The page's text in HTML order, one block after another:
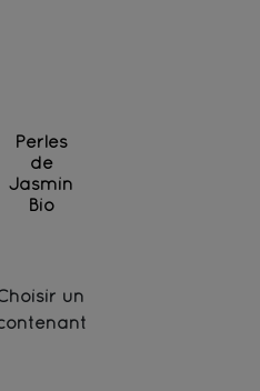
Perles
de
Jasmin
Bio
un